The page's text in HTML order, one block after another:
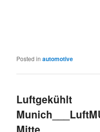
Posted in automotive
Luftgekühlt
Mitte